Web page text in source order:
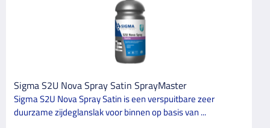
Sigma S2U Nova Spray Satin SprayMaster
Sigma S2U Nova Spray Satin is een verspuitbare zeer
duurzame zijdeglanslak voor binnen op basis van ...